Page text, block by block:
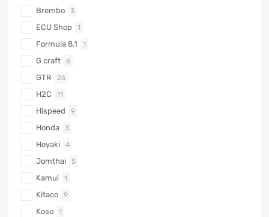
Brembo 3
ECU Shop 1
Formula 8.1 1
G craft 6
GTR 26
H2C 11
Hispeed 9
Honda 3
Hoyaki 4
Jomthai 5
Kamui 1
Kitaco 9
Koso 1